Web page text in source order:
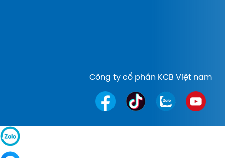
Công ty cổ phần KCB Việt nam